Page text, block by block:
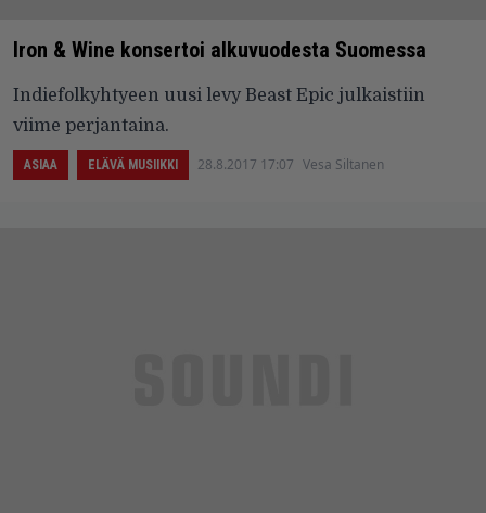
Iron & Wine konsertoi alkuvuodesta Suomessa
Indiefolkyhtyeen uusi levy Beast Epic julkaistiin
viime perjantaina.
ASIAA ELÄVÄ MUSIIKKI 28.8.2017 17:07 Vesa Siltanen